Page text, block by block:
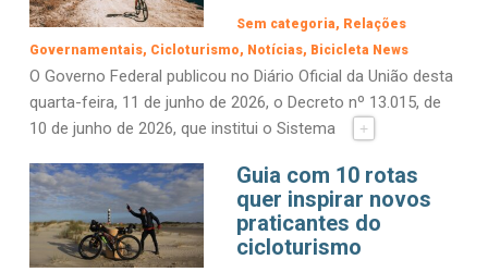
Sem categoria
Relações
Governamentais Cicloturismo Notícias Bicicleta News
O Governo Federal publicou no Diário Oficial da União desta
quarta-feira, 11 de junho de 2026, o Decreto nº 13.015, de
10 de junho de 2026, que institui o Sistema
+
Guia com 10 rotas
quer inspirar novos
praticantes do
cicloturismo